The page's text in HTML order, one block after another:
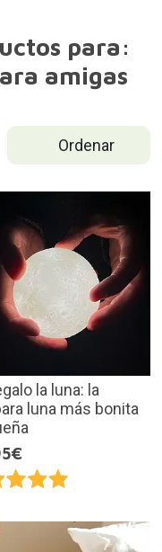
para:
amigas
Ordenar
la luna: la
luna más bonita